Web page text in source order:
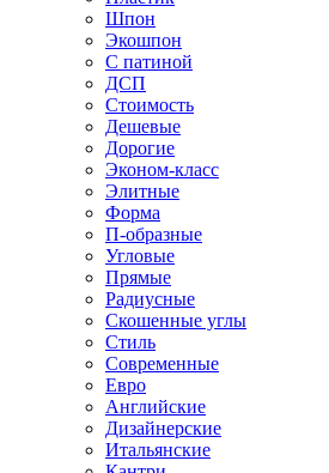
Шпон
Экошпон
С патиной
ДСП
Стоимость
Дешевые
Дорогие
Эконом-класс
Элитные
Форма
П-образные
Угловые
Прямые
Радиусные
Скошенные углы
Стиль
Современные
Евро
Английские
Дизайнерские
Итальянские